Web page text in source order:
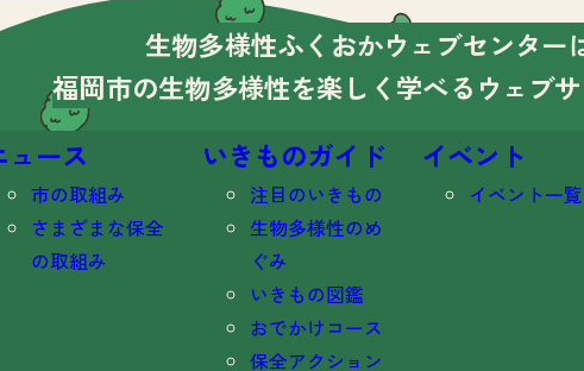
生物多様性ふくおかウェブセンター
福岡市の生物多様性を楽しく学べる ウェブ
ュース
市の取組み
さまざまな保全
の取組み
いきものガイド
注目のいきもの
生物多様性のめ
ぐみ
いきもの図鑑
おでかけコース
保全アクション
イベント
イベント一覧